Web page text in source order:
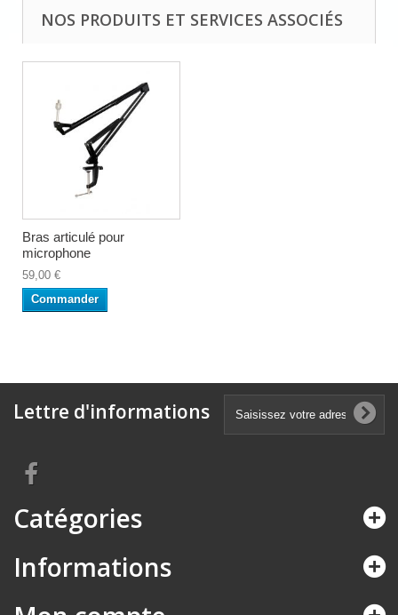
NOS PRODUITS ET SERVICES ASSOCIÉS
Bras articulé pour
microphone
59,00 €
Commander
Lettre d'informations
Catégories
Informations